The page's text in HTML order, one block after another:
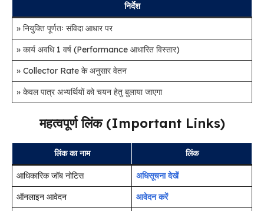
निर्देश
» नियुक्ति पूर्णतः संविदा आधार पर
» कार्य अवधि 1 वर्ष (Performance आधारित विस्तार)
» Collector Rate के अनुसार वेतन
» केवल पात्र अभ्यर्थियों को चयन हेतु बुलाया जाएगा
महत्वपूर्ण लिंक (Important Links)
लिंक का नाम लिंक
आधिकारिक जॉब नोटिस
अधिसूचना देखें
ऑनलाइन आवेदन
आवेदन करें